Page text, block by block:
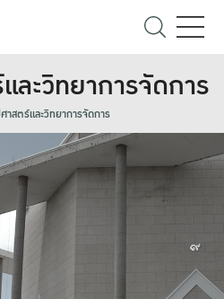
ะวิทยาการจัดการ
สตร์และวิทยาการจัดการ